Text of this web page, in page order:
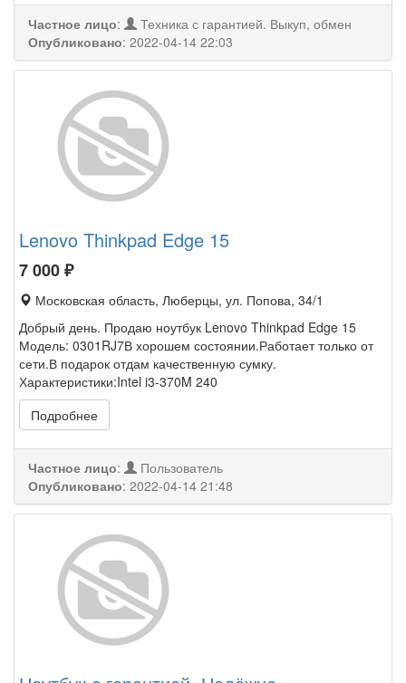
Частное лицо:
Техника с гарантией. Выкуп, обмен
Опубликовано: 2022-04-14 22:03
Lenovo Thinkpad Edge 15
7 000₽
Московская область, Люберцы, ул. Попова, 34/1
Добрый день. Продаю ноутбук Lenovo Thinkpad Edge 15
Модель: 0301RJ7В хорошем состоянии.Работает только от
сети.В подарок отдам качественную сумку.
Характеристики:Intel i3-370M 240
Подробнее
Частное лицо:
Пользователь
Опубликовано: 2022-04-14 21:48